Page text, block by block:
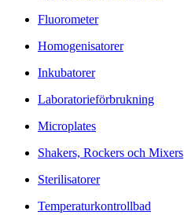
Fluorometer
Homogenisatorer
Inkubatorer
Laboratorieförbrukning
Microplates
Shakers, Rockers och Mixers
Sterilisatorer
Temperaturkontrollbad